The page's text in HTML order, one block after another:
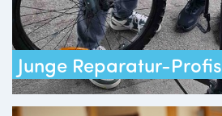
Junge Reparatur-Profis